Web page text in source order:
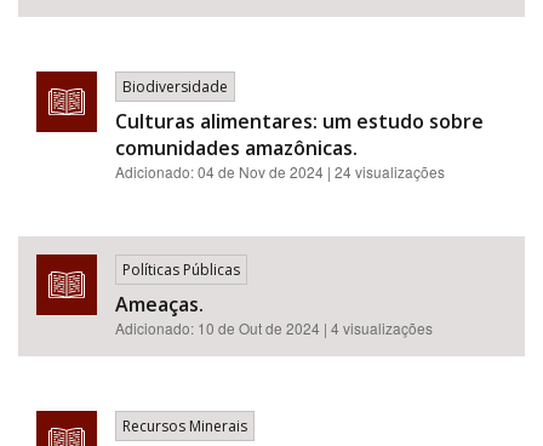
Biodiversidade
Culturas alimentares: um estudo sobre
comunidades amazônicas.
Adicionado:04 de Nov de 2024 | 24 visualizações
Políticas Públicas
Ameaças.
Adicionado: 10 de Out de 2024 | 4 visualizações
Recursos Minerais